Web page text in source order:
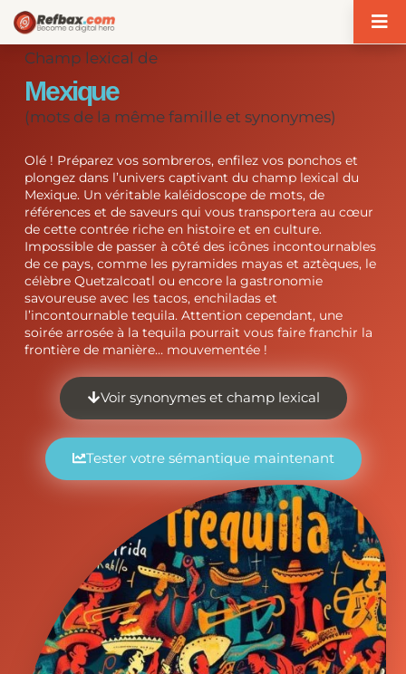
Champ lexical de
Mexique
(mots de la même famille et synonymes)
Olé ! Préparez vos sombreros, enfilez vos ponchos et
plongez dans l’univers captivant du champ lexical du
Mexique. Un véritable kaléidoscope de mots, de
références et de saveurs qui vous transportera au cœur
de cette contrée riche en histoire et en culture.
Impossible de passer à côté des icônes incontournables
de ce pays, comme les pyramides mayas et aztèques, le
célèbre Quetzalcoatl ou encore la gastronomie
savoureuse avec les tacos, enchiladas et
l’incontournable tequila. Attention cependant, une
soirée arrosée à la tequila pourrait vous faire franchir la
frontière de manière… mouvementée !
Voir synonymes et champ lexical
Tester votre sémantique maintenant
Panneau de gestion des cookies